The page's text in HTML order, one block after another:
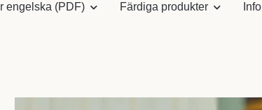
engelska (PDF) Färdiga produkter Info